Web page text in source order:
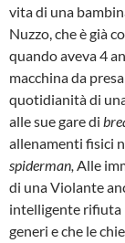
vita di una
Nuzzo, che è già
quando aveva 4
macchina da
quotidianità di
alle sue gare di
allenamenti fisici
spiderman, Alle
di una Violante
intelligente rifiuta
generi e che le